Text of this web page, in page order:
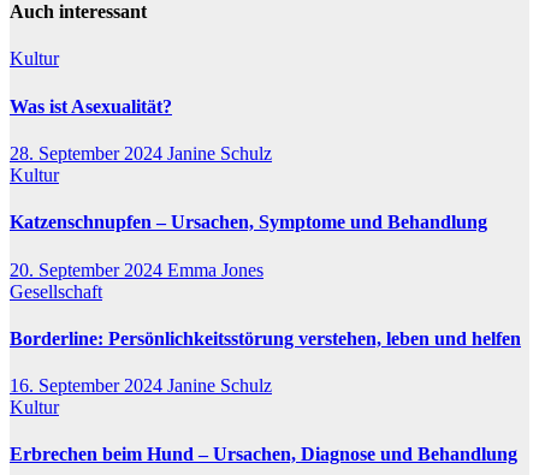
Auch interessant
Kultur
Was ist Asexualität?
28. September 2024 Janine Schulz
Kultur
Katzenschnupfen – Ursachen, Symptome und Behandlung
20. September 2024 Emma Jones
Gesellschaft
Borderline: Persönlichkeitsstörung verstehen, leben und helfen
16. September 2024 Janine Schulz
Kultur
Erbrechen beim Hund – Ursachen, Diagnose und Behandlung